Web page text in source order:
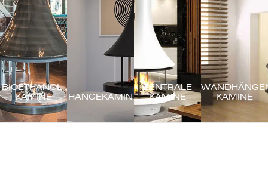
BIOETHANOL-
KAMINE
HÄNGEKAMIN
ZENTRALE
KAMINE
KAMINE